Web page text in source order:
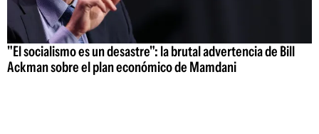
"El socialismo es un desastre": la brutal advertencia de Bill
Ackman sobre el plan económico de Mamdani